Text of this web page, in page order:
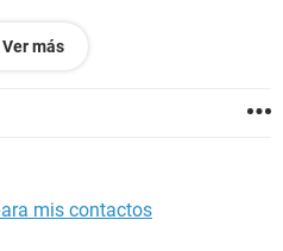
Ver más
mis contactos